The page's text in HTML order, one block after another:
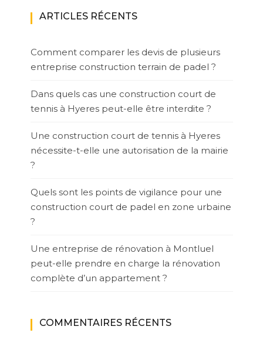
ARTICLES RÉCENTS
Comment comparer les devis de plusieurs
entreprise construction terrain de padel ?
Dans quels cas une construction court de
tennis à Hyeres peut-elle être interdite ?
Une construction court de tennis à Hyeres
nécessite-t-elle une autorisation de la mairie
?
Quels sont les points de vigilance pour une
construction court de padel en zone urbaine
?
Une entreprise de rénovation à Montluel
peut-elle prendre en charge la rénovation
complète d’un appartement ?
COMMENTAIRES RÉCENTS